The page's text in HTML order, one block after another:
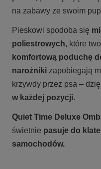
na zabawy ze swoim
Pieskowi spodoba się
poliestrowych, które
komfortową poduchę
narożniki zapobiegają
krzywdy przez psa –
w każdej pozycji.
Quiet Time Deluxe
świetnie pasuje do
samochodów.